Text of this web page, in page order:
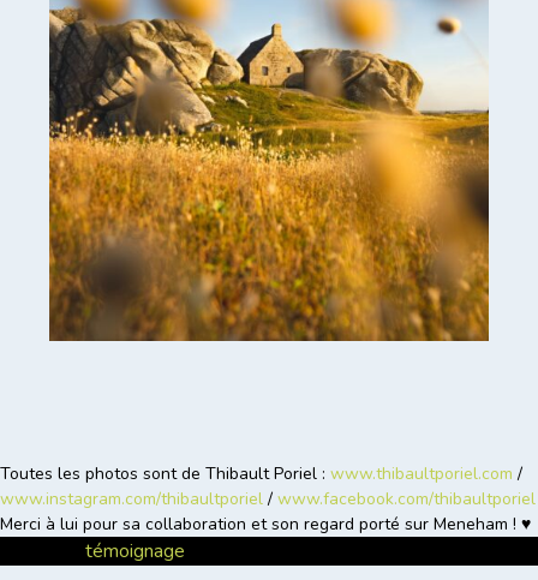
Toutes les photos sont de Thibault Poriel : www.thibaultporiel.com /
www.instagram.com/thibaultporiel / www.facebook.com/thibaultporiel
Merci à lui pour sa collaboration et son regard porté sur Meneham ! ♥
témoignage